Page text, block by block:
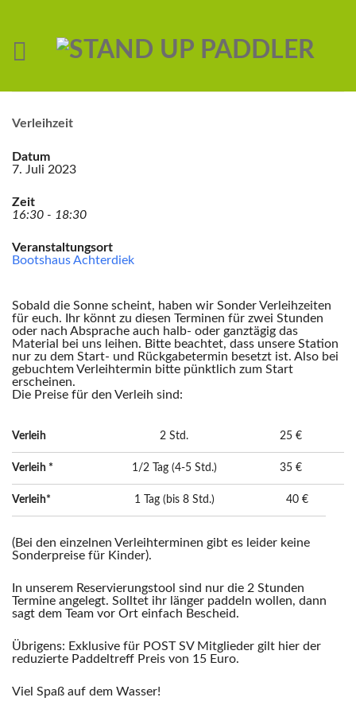
Verleihzeit
Datum
7. Juli 2023
Zeit
16:30 - 18:30
Veranstaltungsort
Bootshaus Achterdiek
Sobald die Sonne scheint, haben wir Sonder Verleihzeiten
für euch. Ihr könnt zu diesen Terminen für zwei Stunden
oder nach Absprache auch halb- oder ganztägig das
Material bei uns leihen. Bitte beachtet, dass unsere Station
nur zu dem Start- und Rückgabetermin besetzt ist. Also bei
gebuchtem Verleihtermin bitte pünktlich zum Start
erscheinen.
Die Preise für den Verleih sind:
Verleih 2 Std. 25 €
Verleih * 1/2 Tag (4-5 Std.) 35 €
Verleih* 1 Tag (bis 8 Std.) 40 €
(Bei den einzelnen Verleihterminen gibt es leider keine
Sonderpreise für Kinder).
In unserem Reservierungstool sind nur die 2 Stunden
Termine angelegt. Solltet ihr länger paddeln wollen, dann
sagt dem Team vor Ort einfach Bescheid.
Übrigens: Exklusive für POST SV Mitglieder gilt hier der
reduzierte Paddeltreff Preis von 15 Euro.
Viel Spaß auf dem Wasser!